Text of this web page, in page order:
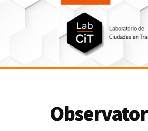
Additional
LabCit
en